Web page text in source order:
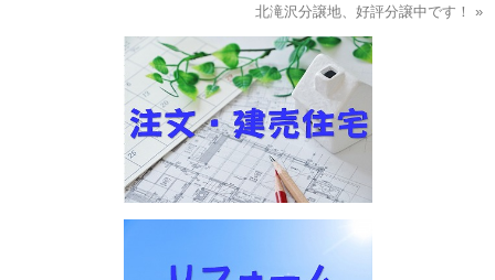
北滝沢分譲地、好評分譲中です！ »